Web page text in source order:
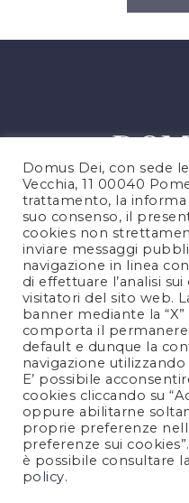
Domus Dei, con sede
Vecchia, 11 00040
trattamento, la informa
suo consenso, il
cookies non
inviare messaggi
navigazione in linea
di effettuare l’analisi
visitatori del sito web.
banner mediante la
comporta il
default e dunque la
navigazione
E’ possibile
cookies cliccando su
oppure abilitarne
proprie preferenze
preferenze sui
è possibile consultare la
policy.